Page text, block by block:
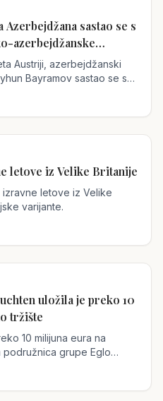
sastao se s
azerbejdžanske
Austriji, azerbejdžanski
Bayramov sastao se s
letove iz Velike Britanije
letove iz Velike
varijante.
uložila je preko 10
tržište
10 milijuna eura na
podružnica grupe Eglo